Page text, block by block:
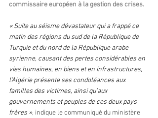
commissaire européen à la gestion des crises.
« Suite au séisme dévastateur qui a frappé ce
matin des régions du sud de la République de
Turquie et du nord de la République arabe
syrienne, causant des pertes considérables en
vies humaines, en biens et en infrastructures,
l’Algérie présente ses condoléances aux
familles des victimes, ainsi qu’aux
gouvernements et peuples de ces deux pays
frères », indique le communiqué du ministère